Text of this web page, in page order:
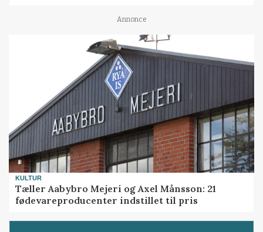
Annonce
KULTUR
Tæller Aabybro Mejeri og Axel Månsson: 21
fødevareproducenter indstillet til pris